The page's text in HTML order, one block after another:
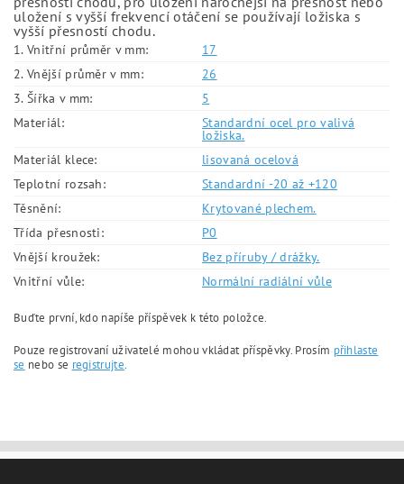
uložení s vyšší frekvencí otáčení se používají ložiska s
vyšší přesností chodu.
1. Vnitřní průměr v mm:
17
2. Vnější průměr v mm:
26
3. Šířka v mm:
5
Materiál:
Standardní ocel pro valivá
ložiska.
Materiál klece:
lisovaná ocelová
Teplotní rozsah:
Standardní -20 až +120
Těsnění:
Krytované plechem.
Třída přesnosti:
P0
Vnější kroužek:
Bez příruby / drážky.
Vnitřní vůle:
Normální radiální vůle
Buďte první, kdo napíše příspěvek k této položce.
Pouze registrovaní uživatelé mohou vkládat příspěvky. Prosím přihlaste
se nebo se registrujte.